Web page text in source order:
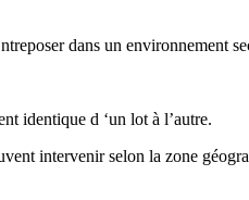
dans un environnement
identique d ‘un lot à l’autre.
intervenir selon la zone